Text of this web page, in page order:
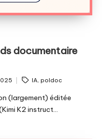
documentaire
IA,poldoc
(largement) éditée
K2 instruct…